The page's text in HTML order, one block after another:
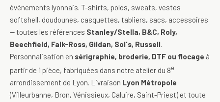
événements lyonnais. T-shirts, polos, sweats, vestes
softshell, doudounes, casquettes, tabliers, sacs, accessoires
— toutes les références Stanley/Stella, B&C, Roly,
Beechfield, Falk-Ross, Gildan, Sol's, Russell.
Personnalisation en sérigraphie, broderie, DTF ou flocage à
partir de 1 pièce, fabriquées dans notre atelier du 8e
arrondissement de Lyon. Livraison Lyon Métropole
(Villeurbanne, Bron, Vénissieux, Caluire, Saint-Priest) et toute